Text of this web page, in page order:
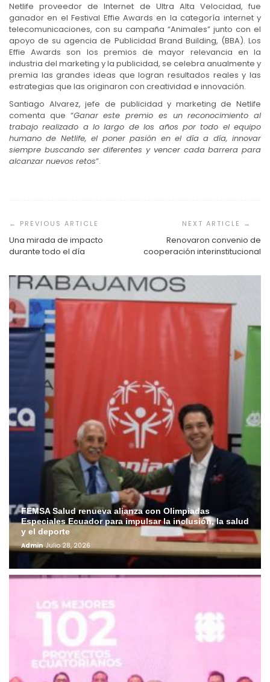
Netlife proveedor de Internet de Ultra Alta Velocidad, fue
ganador en el Festival Effie Awards en la categoría internet y
telecomunicaciones, con su campaña “Animales” junto con el
apoyo de su agencia de Publicidad Brand Building, (BBA). Los
Effie Awards son los premios de mayor relevancia en la
industria del marketing y la publicidad, se celebra anualmente y
premia las grandes ideas que logran resultados reales y las
estrategias que las originaron con creatividad e innovación.
Santiago Alvarez, jefe de publicidad y marketing de Netlife
comenta que “Ganar este premio es un reconocimiento al
trabajo realizado a lo largo de los años por todo el equipo
humano de Netlife, el poner pasión en el día a día, innovar
siempre buscando ser diferentes y vencer cada barrera para
alcanzar nuevos retos”.
de
entradas
Una mirada de impacto
durante todo el día
Renovaron convenio de
cooperación interinstitucional
FEMSA Salud renueva alianza con Olimpiadas
Especiales Ecuador para impulsar la inclusión, la salud
y el deporte
Admin Julio 28, 2026